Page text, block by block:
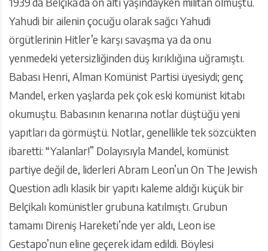
Yahudi bir ailenin çocuğu olarak sağcı Yahudi
örgütlerinin Hitler’e karşı savaşma ya da onu
yenmedeki yetersizliğinden düş kırıklığına uğramıştı.
Babası Henri, Alman Komünist Partisi üyesiydi; genç
Mandel, erken yaşlarda pek çok eski komünist kitabı
okumuştu. Babasının kenarına notlar düştüğü yeni
yapıtları da görmüştü. Notlar, genellikle tek sözcükten
ibaretti: “Yalanlar!” Dolayısıyla Mandel, komünist
partiye değil de, liderleri Abram Leon’un On The Jewish
Question adlı klasik bir yapıtı kaleme aldığı küçük bir
Belçikalı komünistler grubuna katılmıştı. Grubun
tamamı Direniş Hareketi’nde yer aldı, Leon ise
Gestapo’nun eline geçerek idam edildi. Böylesi